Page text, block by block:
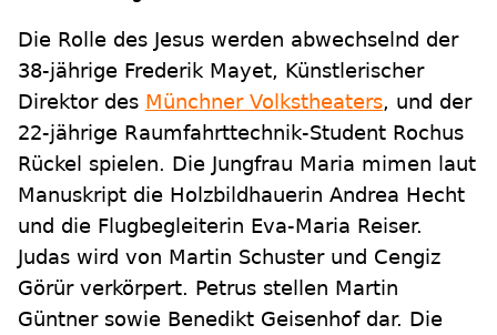
Die Rolle des Jesus werden abwechselnd der
38-jährige Frederik Mayet, Künstlerischer
Direktor des Münchner Volkstheaters, und der
22-jährige Raumfahrttechnik-Student Rochus
Rückel spielen. Die Jungfrau Maria mimen laut
Manuskript die Holzbildhauerin Andrea Hecht
und die Flugbegleiterin Eva-Maria Reiser.
Judas wird von Martin Schuster und Cengiz
Görür verkörpert. Petrus stellen Martin
Güntner sowie Benedikt Geisenhof dar. Die